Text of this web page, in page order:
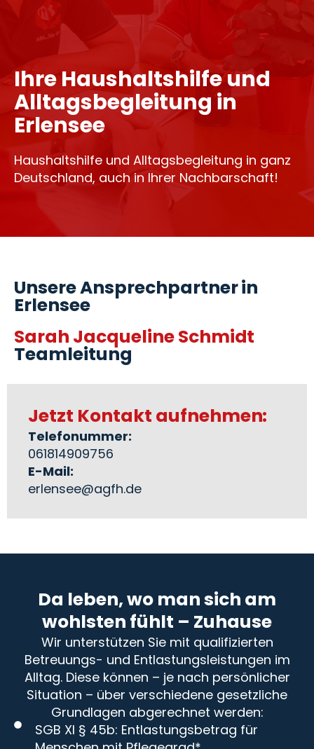
Ihre Haushaltshilfe und
Alltagsbegleitung in
Erlensee
Haushaltshilfe und Alltagsbegleitung in ganz
Deutschland, auch in Ihrer Nachbarschaft!
Unsere Ansprechpartner in
Erlensee
Sarah Jacqueline Schmidt
Teamleitung
Jetzt Kontakt aufnehmen:
Telefonummer:
061814909756
E-Mail:
erlensee@agfh.de
Da leben, wo man sich am
wohlsten fühlt – Zuhause
Wir unterstützen Sie mit qualifizierten
Betreuungs- und Entlastungsleistungen im
Alltag. Diese können – je nach persönlicher
Situation – über verschiedene gesetzliche
Grundlagen abgerechnet werden:
SGB XI § 45b: Entlastungsbetrag für